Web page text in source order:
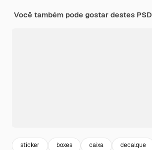
Você também pode gostar destes PSD
sticker boxes caixa decalque